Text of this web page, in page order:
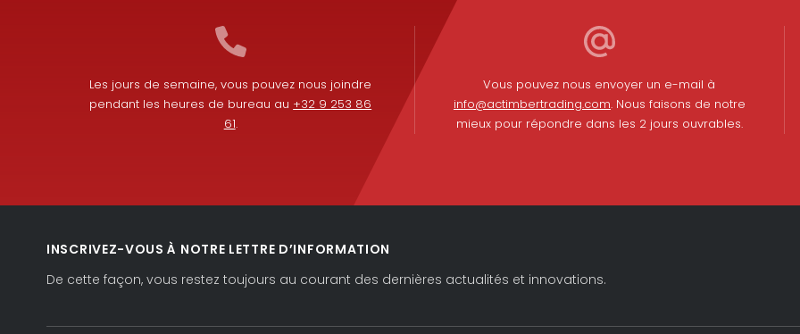
Les jours de semaine, vous pouvez nous joindre
pendant les heures de bureau au +32 9 253 86
61.
Vous pouvez nous envoyer un e-mail à
info@actimbertrading.com. Nous faisons de notre
mieux pour répondre dans les 2 jours ouvrables.
INSCRIVEZ-VOUS À NOTRE LETTRE D’INFORMATION
De cette façon, vous restez toujours au courant des dernières actualités et innovations.